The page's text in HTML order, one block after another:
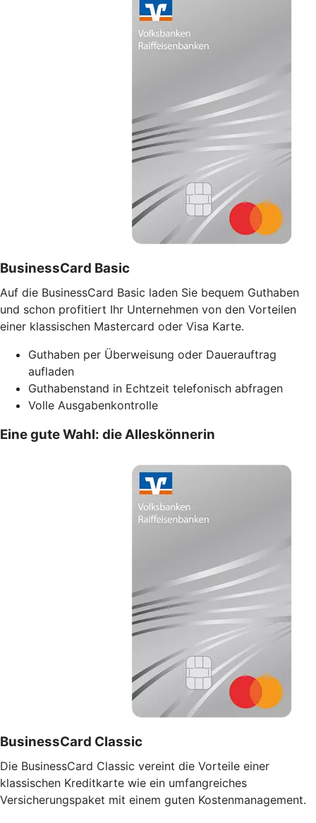
BusinessCard Basic
Auf die BusinessCard Basic laden Sie bequem Guthaben
und schon profitiert Ihr Unternehmen von den Vorteilen
einer klassischen Mastercard oder Visa Karte.
Guthaben per Überweisung oder Dauerauftrag
aufladen
Guthabenstand in Echtzeit telefonisch abfragen
Volle Ausgabenkontrolle
Eine gute Wahl: die Alleskönnerin
BusinessCard Classic
Die BusinessCard Classic vereint die Vorteile einer
klassischen Kreditkarte wie ein umfangreiches
Versicherungspaket mit einem guten Kostenmanagement.